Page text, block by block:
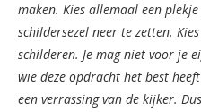
maken. Kies allemaal een
schildersezel neer te zetten.
schilderen. Je mag niet voor je
wie deze opdracht het best
een verrassing van de kijker.